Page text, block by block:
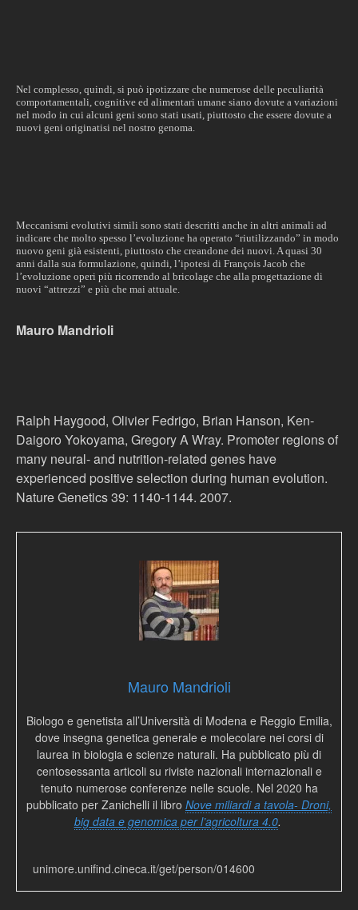
Nel complesso, quindi, si può ipotizzare che numerose delle peculiarità
comportamentali, cognitive ed alimentari umane siano dovute a variazioni
nel modo in cui alcuni geni sono stati usati, piuttosto che essere dovute a
nuovi geni originatisi nel nostro genoma.
Meccanismi evolutivi simili sono stati descritti anche in altri animali ad
indicare che molto spesso l’evoluzione ha operato “riutilizzando” in modo
nuovo geni già esistenti, piuttosto che creandone dei nuovi. A quasi 30
anni dalla sua formulazione, quindi, l’ipotesi di François Jacob che
l’evoluzione operi più ricorrendo al bricolage che alla progettazione di
nuovi “attrezzi” e più che mai attuale.
Mauro Mandrioli
Ralph Haygood, Olivier Fedrigo, Brian Hanson, Ken-
Daigoro Yokoyama, Gregory A Wray. Promoter regions of
many neural- and nutrition-related genes have
experienced positive selection during human evolution.
Nature Genetics 39: 1140-1144. 2007.
Mauro Mandrioli
Biologo e genetista all’Università di Modena e Reggio Emilia,
dove insegna genetica generale e molecolare nei corsi di
laurea in biologia e scienze naturali. Ha pubblicato più di
centosessanta articoli su riviste nazionali internazionali e
tenuto numerose conferenze nelle scuole. Nel 2020 ha
pubblicato per Zanichelli il libro Nove miliardi a tavola- Droni,
big data e genomica per l’agricoltura 4.0.
unimore.unifind.cineca.it/get/person/014600